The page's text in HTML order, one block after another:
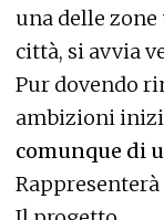
una delle
città, si avvia
Pur dovendo
ambizioni
comunque di